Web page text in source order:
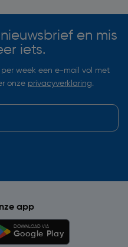
en mis
iets.
week een e-mail vol met
onze privacyverklaring.
app
DOWNLOAD VIA
Google Play